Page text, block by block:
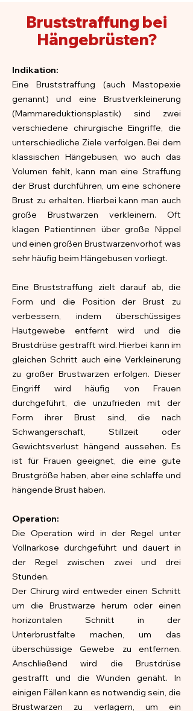
Bruststraffung bei
Hängebrüsten?
Indikation:
Eine Bruststraffung (auch Mastopexie
genannt) und eine Brustverkleinerung
(Mammareduktionsplastik) sind zwei
verschiedene chirurgische Eingriffe, die
unterschiedliche Ziele verfolgen. Bei dem
klassischen Hängebusen, wo auch das
Volumen fehlt, kann man eine Straffung
der Brust durchführen, um eine schönere
Brust zu erhalten. Hierbei kann man auch
große Brustwarzen verkleinern. Oft
klagen Patientinnen über große Nippel
und einen großen Brustwarzenvorhof, was
sehr häufig beim Hängebusen vorliegt.
Eine Bruststraffung zielt darauf ab, die
Form und die Position der Brust zu
verbessern, indem überschüssiges
Hautgewebe entfernt wird und die
Brustdrüse gestrafft wird. Hierbei kann im
gleichen Schritt auch eine Verkleinerung
zu großer Brustwarzen erfolgen. Dieser
Eingriff wird häufig von Frauen
durchgeführt, die unzufrieden mit der
Form ihrer Brust sind, die nach
Schwangerschaft, Stillzeit oder
Gewichtsverlust hängend aussehen. Es
ist für Frauen geeignet, die eine gute
Brustgröße haben, aber eine schlaffe und
hängende Brust haben.
Operation:
Die Operation wird in der Regel unter
Vollnarkose durchgeführt und dauert in
der Regel zwischen zwei und drei
Stunden.
Der Chirurg wird entweder einen Schnitt
um die Brustwarze herum oder einen
horizontalen Schnitt in der
Unterbrustfalte machen, um das
überschüssige Gewebe zu entfernen.
Anschließend wird die Brustdrüse
gestrafft und die Wunden genäht. In
einigen Fällen kann es notwendig sein, die
Brustwarzen zu verlagern, um ein